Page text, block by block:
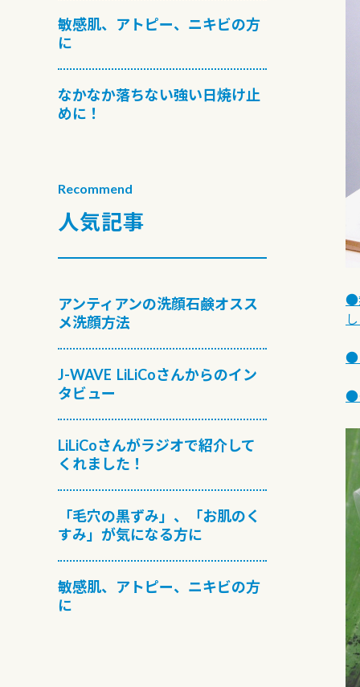
●
●
●
敏感肌、アトピー、ニキビの方
に
なかなか落ちない強い日焼け止
めに！
Recommend
人気記事
アンティアンの洗顔石鹸オスス
メ洗顔方法
J-WAVE LiLiCoさんからのイン
タビュー
LiLiCoさんがラジオで紹介して
くれました！
「毛穴の黒ずみ」、「お肌のく
すみ」が気になる方に
敏感肌、アトピー、ニキビの方
に